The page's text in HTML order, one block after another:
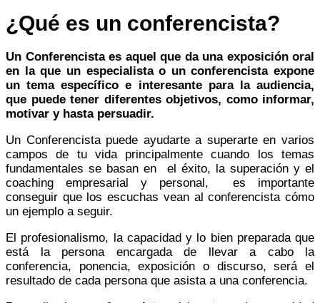
¿Qué es un conferencista?
Un Conferencista es aquel que da una exposición oral
en la que un especialista o un conferencista expone
un tema específico e interesante para la audiencia,
que puede tener diferentes objetivos, como informar,
motivar y hasta persuadir.
Un Conferencista puede ayudarte a superarte en varios
campos de tu vida principalmente cuando los temas
fundamentales se basan en el éxito, la superación y el
coaching empresarial y personal, es importante
conseguir que los escuchas vean al conferencista cómo
un ejemplo a seguir.
El profesionalismo, la capacidad y lo bien preparada que
está la persona encargada de llevar a cabo la
conferencia, ponencia, exposición o discurso, será el
resultado de cada persona que asista a una conferencia.